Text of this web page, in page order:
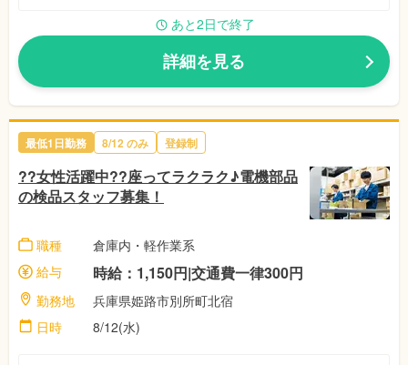
あと2日で終了
詳細を見る
最低1日勤務 8/12 のみ 登録制
??女性活躍中??座ってラクラク♪電機部品
の検品スタッフ募集！
職種
倉庫内・軽作業系
給与
時給：1,150円|交通費一律300円
勤務地
兵庫県姫路市別所町北宿
日時
8/12(水)